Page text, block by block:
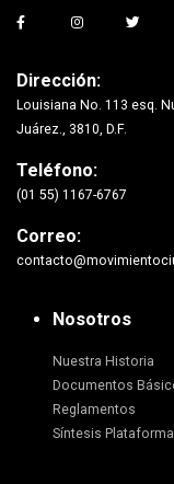
Dirección:
Louisiana No. 113 esq.
Juárez., 3810, D.F.
Teléfono:
(01 55) 1167-6767
Correo:
Nosotros
Nuestra Historia
Documentos
Reglamentos
Síntesis